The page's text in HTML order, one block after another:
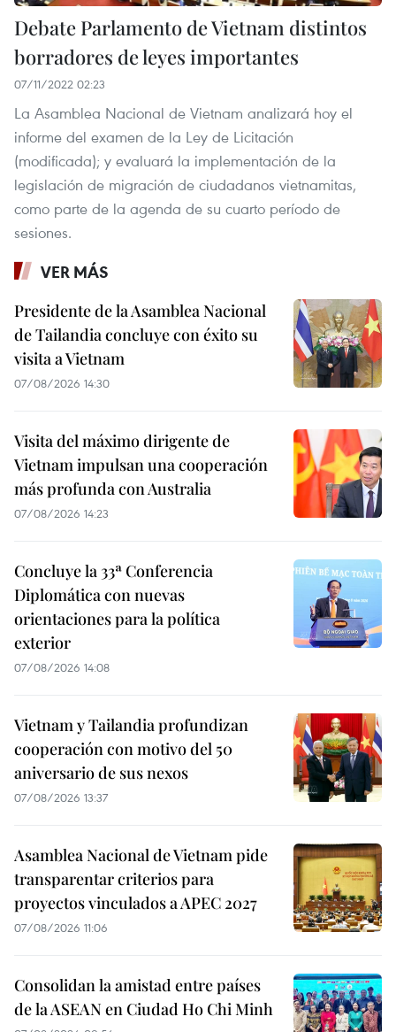
Debate Parlamento de Vietnam distintos
borradores de leyes importantes
07/11/2022 02:23
La Asamblea Nacional de Vietnam analizará hoy el
informe del examen de la Ley de Licitación
(modificada); y evaluará la implementación de la
legislación de migración de ciudadanos vietnamitas,
como parte de la agenda de su cuarto período de
sesiones.
VER MÁS
Presidente de la Asamblea Nacional
de Tailandia concluye con éxito su
visita a Vietnam
07/08/2026 14:30
Visita del máximo dirigente de
Vietnam impulsan una cooperación
más profunda con Australia
07/08/2026 14:23
Concluye la 33ª Conferencia
Diplomática con nuevas
orientaciones para la política
exterior
07/08/2026 14:08
Vietnam y Tailandia profundizan
cooperación con motivo del 50
aniversario de sus nexos
07/08/2026 13:37
Asamblea Nacional de Vietnam pide
transparentar criterios para
proyectos vinculados a APEC 2027
07/08/2026 11:06
Consolidan la amistad entre países
de la ASEAN en Ciudad Ho Chi Minh